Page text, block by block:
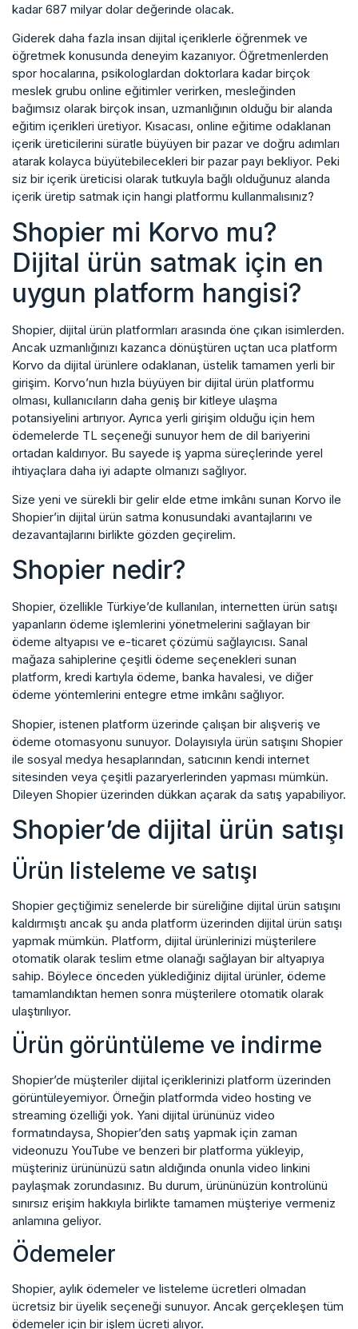
kadar 687 milyar dolar değerinde olacak.
Giderek daha fazla insan dijital içeriklerle öğrenmek ve
öğretmek konusunda deneyim kazanıyor. Öğretmenlerden
spor hocalarına, psikologlardan doktorlara kadar birçok
meslek grubu online eğitimler verirken, mesleğinden
bağımsız olarak birçok insan, uzmanlığının olduğu bir alanda
eğitim içerikleri üretiyor. Kısacası, online eğitime odaklanan
içerik üreticilerini süratle büyüyen bir pazar ve doğru adımları
atarak kolayca büyütebilecekleri bir pazar payı bekliyor. Peki
siz bir içerik üreticisi olarak tutkuyla bağlı olduğunuz alanda
içerik üretip satmak için hangi platformu kullanmalısınız?
Shopier mi Korvo mu?
Dijital ürün satmak için en
uygun platform hangisi?
Shopier, dijital ürün platformları arasında öne çıkan isimlerden.
Ancak uzmanlığınızı kazanca dönüştüren uçtan uca platform
Korvo da dijital ürünlere odaklanan, üstelik tamamen yerli bir
girişim. Korvo’nun hızla büyüyen bir dijital ürün platformu
olması, kullanıcıların daha geniş bir kitleye ulaşma
potansiyelini artırıyor. Ayrıca yerli girişim olduğu için hem
ödemelerde TL seçeneği sunuyor hem de dil bariyerini
ortadan kaldırıyor. Bu sayede iş yapma süreçlerinde yerel
ihtiyaçlara daha iyi adapte olmanızı sağlıyor.
Size yeni ve sürekli bir gelir elde etme imkânı sunan Korvo ile
Shopier’in dijital ürün satma konusundaki avantajlarını ve
dezavantajlarını birlikte gözden geçirelim.
Shopier nedir?
Shopier, özellikle Türkiye’de kullanılan, internetten ürün satışı
yapanların ödeme işlemlerini yönetmelerini sağlayan bir
ödeme altyapısı ve e-ticaret çözümü sağlayıcısı. Sanal
mağaza sahiplerine çeşitli ödeme seçenekleri sunan
platform, kredi kartıyla ödeme, banka havalesi, ve diğer
ödeme yöntemlerini entegre etme imkânı sağlıyor.
Shopier, istenen platform üzerinde çalışan bir alışveriş ve
ödeme otomasyonu sunuyor. Dolayısıyla ürün satışını Shopier
ile sosyal medya hesaplarından, satıcının kendi internet
sitesinden veya çeşitli pazaryerlerinden yapması mümkün.
Dileyen Shopier üzerinden dükkan açarak da satış yapabiliyor.
Shopier’de dijital ürün satışı
Ürün listeleme ve satışı
Shopier geçtiğimiz senelerde bir süreliğine dijital ürün satışını
kaldırmıştı ancak şu anda platform üzerinden dijital ürün satışı
yapmak mümkün. Platform, dijital ürünlerinizi müşterilere
otomatik olarak teslim etme olanağı sağlayan bir altyapıya
sahip. Böylece önceden yüklediğiniz dijital ürünler, ödeme
tamamlandıktan hemen sonra müşterilere otomatik olarak
ulaştırılıyor.
Ürün görüntüleme ve indirme
Shopier’de müşteriler dijital içeriklerinizi platform üzerinden
görüntüleyemiyor. Örneğin platformda video hosting ve
streaming özelliği yok. Yani dijital ürününüz video
formatındaysa, Shopier’den satış yapmak için zaman
videonuzu YouTube ve benzeri bir platforma yükleyip,
müşteriniz ürününüzü satın aldığında onunla video linkini
paylaşmak zorundasınız. Bu durum, ürününüzün kontrolünü
sınırsız erişim hakkıyla birlikte tamamen müşteriye vermeniz
anlamına geliyor.
Ödemeler
Shopier, aylık ödemeler ve listeleme ücretleri olmadan
ücretsiz bir üyelik seçeneği sunuyor. Ancak gerçekleşen tüm
ödemeler için bir işlem ücreti alıyor.